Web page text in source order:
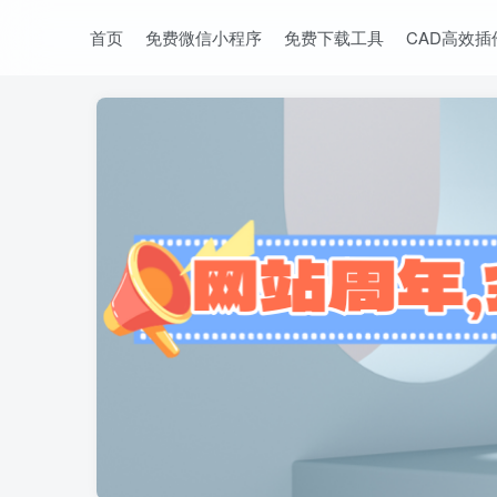
首页 免费微信小程序 免费下载工具 CAD高效插